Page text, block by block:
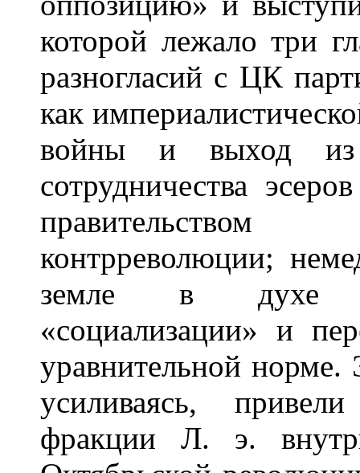
которой лежало три
разногласий с ЦК
как
войны и выход из
сотрудничества
контрреволюции;
земле в духе
«социализации» и
уравнительной норме.
усиливаясь,
фракции Л. э.